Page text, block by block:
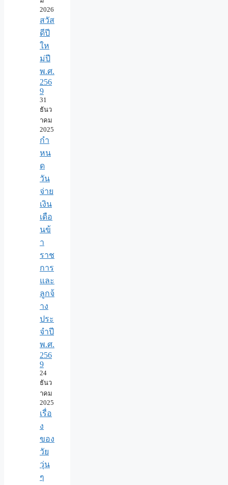
2026
สวัส
ดีปี
ให
ม่ปี
พ.ศ.
256
9
31
ธันว
าคม
2025
กำ
หน
ด
วัน
จ่าย
เงิน
เดือ
นข้
า
ราช
การ
และ
ลูกจ้
าง
ประ
จำปี
พ.ศ.​
256
9
24
ธันว
าคม
2025
เรื่อ
ง
ของ
วัย
วุ่น
ๆ